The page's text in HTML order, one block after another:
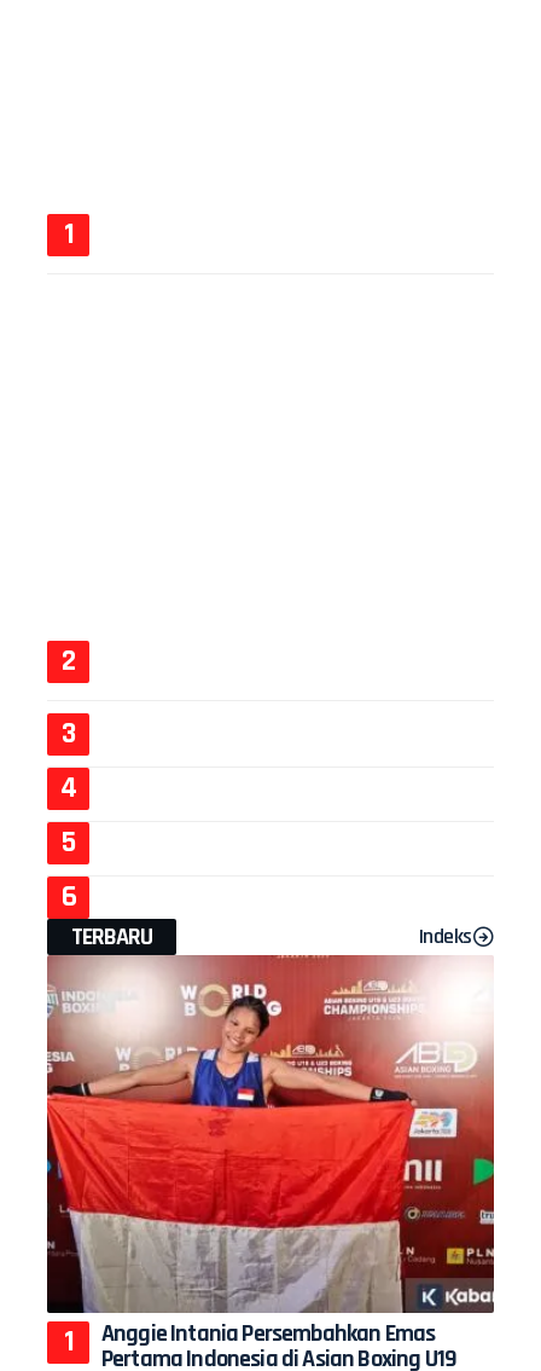
TERBARU Indeks
Anggie Intania Persembahkan Emas
Pertama Indonesia di Asian Boxing U19